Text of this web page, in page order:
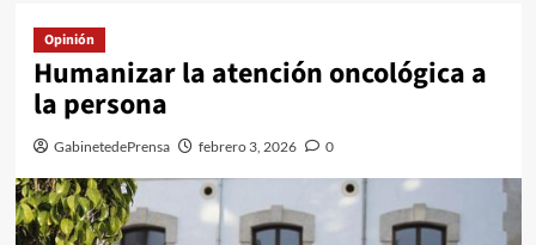
Opinión
Humanizar la atención oncológica a
la persona
GabinetedePrensa febrero 3, 2026 0